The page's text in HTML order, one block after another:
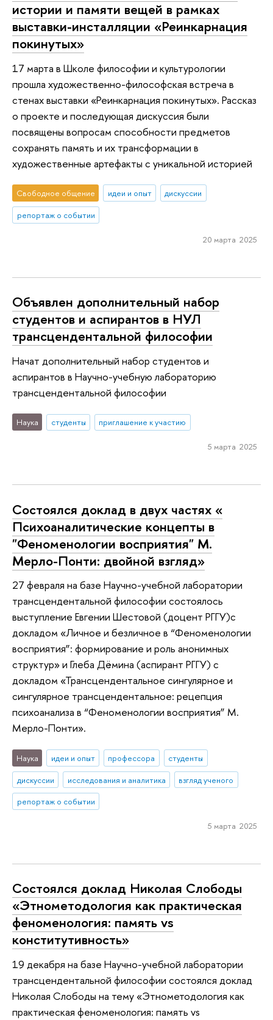
истории и памяти вещей в рамках
выставки-инсталляции «Реинкарнация
покинутых»
17 марта в Школе философии и культурологии
прошла художественно-философская встреча в
стенах выставки «Реинкарнация покинутых». Рассказ
о проекте и последующая дискуссия были
посвящены вопросам способности предметов
сохранять память и их трансформации в
художественные артефакты с уникальной историей
Свободное общение идеи и опыт
дискуссии
репортаж о событии
20 марта 2025
Объявлен дополнительный набор
студентов и аспирантов в НУЛ
трансцендентальной философии
Начат дополнительный набор студентов и
аспирантов в Научно-учебную лабораторию
трансцендентальной философии
Наука студенты приглашение к участию
5 марта 2025
Состоялся доклад в двух частях «
Психоаналитические концепты в
"Феноменологии восприятия" М.
Мерло-Понти: двойной взгляд»
27 февраля на базе Научно-учебной лаборатории
трансцендентальной философии состоялось
выступление Евгении Шестовой (доцент РГГУ)с
докладом «Личное и безличное в “Феноменологии
восприятия”: формирование и роль анонимных
структур» и Глеба Дёмина (аспирант РГГУ) с
докладом «Трансцендентальное сингулярное и
сингулярное трансцендентальное: рецепция
психоанализа в “Феноменологии восприятия” М.
Мерло-Понти».
Наука идеи и опыт профессора
студенты
дискуссии
исследования и аналитика
взгляд ученого
репортаж о событии
5 марта 2025
Состоялся доклад Николая Слободы
«Этнометодология как практическая
феноменология: память vs
конститутивность»
19 декабря на базе Научно-учебной лаборатории
трансцендентальной философии состоялся доклад
Николая Слободы на тему «Этнометодология как
практическая феноменология: память vs